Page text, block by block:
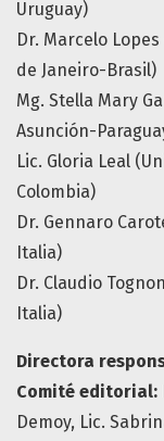
Uruguay)
Dr. Marcelo
de Janeiro-Brasil)
Mg. Stella Mary
Asunción-
Lic. Gloria Leal
Colombia)
Dr. Gennaro
Italia)
Dr. Claudio
Italia)
Directora
Comité editorial:
Demoy, Lic.